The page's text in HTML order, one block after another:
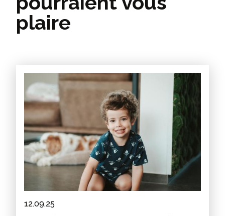
plaire
12.09.25